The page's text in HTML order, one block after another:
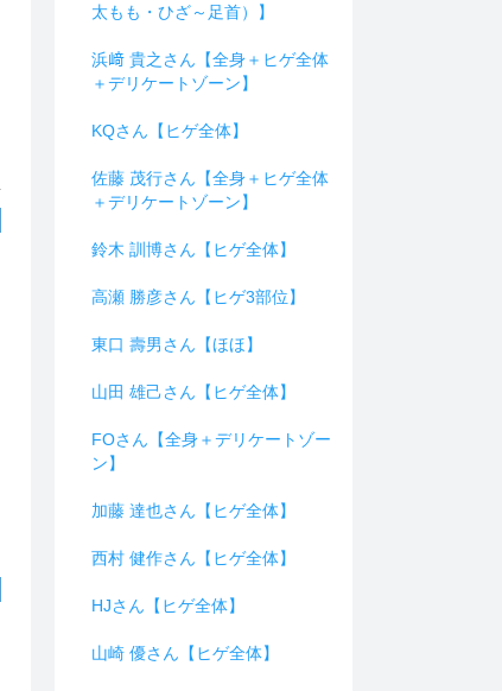
太もも・ひざ～足首）】
浜﨑 貴之さん【全身＋ヒゲ全体
＋デリケートゾーン】
KQさん【ヒゲ全体】
佐藤 茂行さん【全身＋ヒゲ全体
＋デリケートゾーン】
鈴木 訓博さん【ヒゲ全体】
高瀬 勝彦さん【ヒゲ3部位】
東口 壽男さん【ほほ】
山田 雄己さん【ヒゲ全体】
FOさん【全身＋デリケートゾー
ン】
加藤 達也さん【ヒゲ全体】
西村 健作さん【ヒゲ全体】
HJさん【ヒゲ全体】
山崎 優さん【ヒゲ全体】